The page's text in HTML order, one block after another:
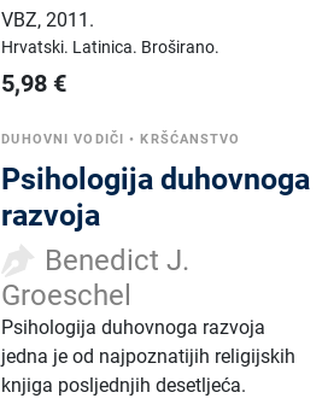
VBZ,2011.
Hrvatski. Latinica. Broširano.
5,98 €
DUHOVNI VODIČI •KRŠĆANSTVO
Psihologija duhovnoga
razvoja
Benedict J.
Groeschel
Psihologija duhovnoga razvoja
jedna je od najpoznatijih religijskih
knjiga posljednjih desetljeća.